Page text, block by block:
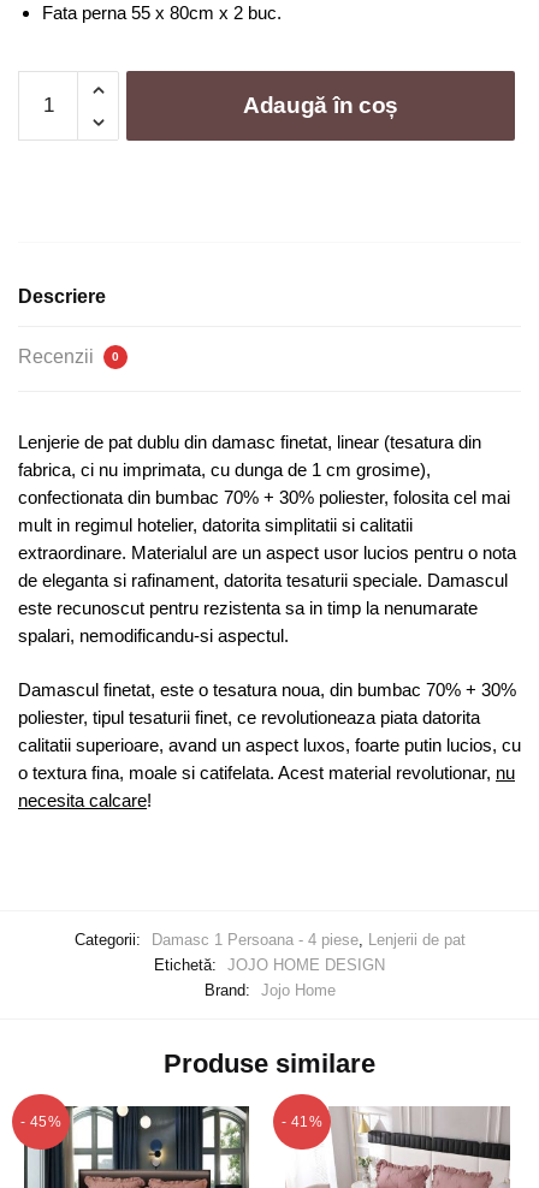
Fata perna 55 x 80cm x 2 buc.
Lenjerie
de
-
Adaugă în coș
Descriere
Recenzii 0
Lenjerie de pat dublu din damasc finetat, linear (tesatura din
fabrica, ci nu imprimata, cu dunga de 1 cm grosime),
confectionata din bumbac 70% + 30% poliester, folosita cel mai
mult in regimul hotelier, datorita simplitatii si calitatii
extraordinare. Materialul are un aspect usor lucios pentru o nota
de eleganta si rafinament, datorita tesaturii speciale. Damascul
este recunoscut pentru rezistenta sa in timp la nenumarate
spalari, nemodificandu-si aspectul.
Damascul finetat, este o tesatura noua, din bumbac 70% + 30%
poliester, tipul tesaturii finet, ce revolutioneaza piata datorita
calitatii superioare, avand un aspect luxos, foarte putin lucios, cu
o textura fina, moale si catifelata. Acest material revolutionar, nu
necesita calcare!
Categorii: Damasc 1 Persoana - 4 piese, Lenjerii de pat
Etichetă:
JOJO HOME DESIGN
Brand:
Jojo Home
Produse similare
- 45% - 41%